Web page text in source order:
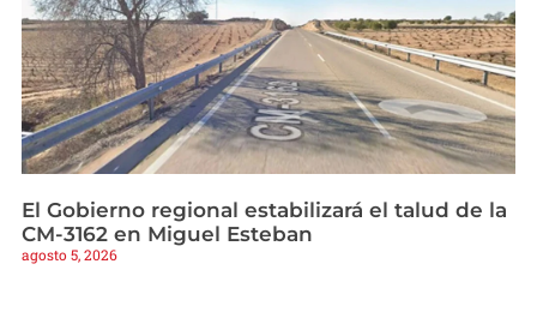
El Gobierno regional estabilizará el talud de la
CM-3162 en Miguel Esteban
agosto 5, 2026